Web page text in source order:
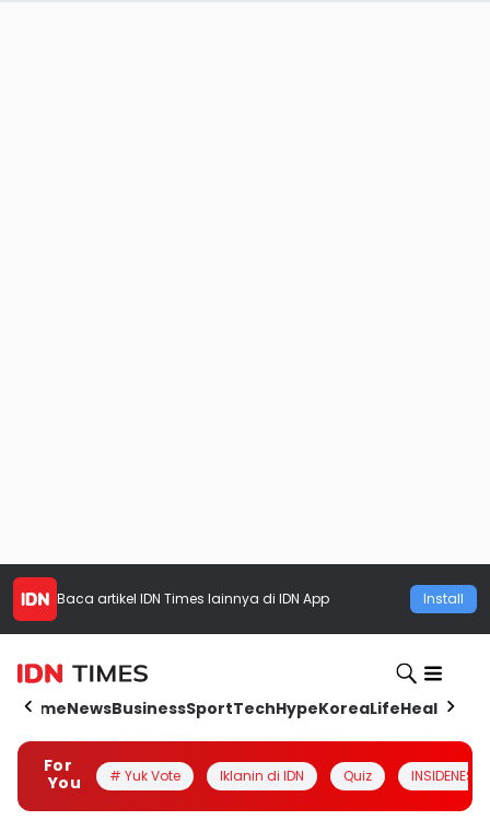
Baca artikel IDN Times lainnya di IDN App Install
HomeNewsBusinessSportTechHypeKoreaLifeHealth
For
You
# Yuk Vote Iklanin di IDN Quiz INSIDENESIA